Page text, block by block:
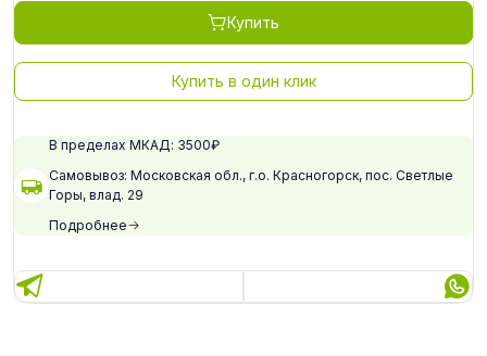
Купить
Купить в один клик
В пределах МКАД: 3500₽
Самовывоз: Московская обл., г.о. Красногорск, пос. Светлые
Горы, влад. 29
Подробнее